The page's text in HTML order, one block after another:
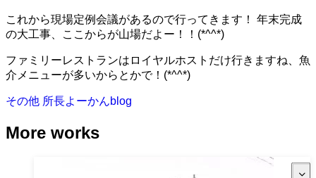
これから現場定例会議があるので行ってきます！ 年末完成
の大工事、ここからが山場だよー！！(*^^*)
ファミリーレストランはロイヤルホストだけ行きますね、魚
介メニューが多いからとかで！(*^^*)
その他 所長よーかんblog
More works